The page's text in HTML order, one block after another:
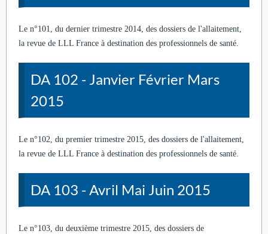
Le n°101, du dernier trimestre 2014, des dossiers de l'allaitement,
la revue de LLL France à destination des professionnels de santé.
DA 102 - Janvier Février Mars
2015
Le n°102, du premier trimestre 2015, des dossiers de l'allaitement,
la revue de LLL France à destination des professionnels de santé.
DA 103 - Avril Mai Juin 2015
Le n°103, du deuxième trimestre 2015, des dossiers de